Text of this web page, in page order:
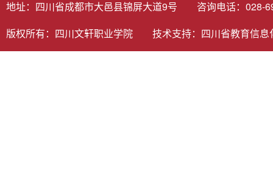
地址：四川省成都市大邑县锦屏大道9号 咨询电话：
版权所有：四川文轩职业学院 技术支持： 四川省教育信